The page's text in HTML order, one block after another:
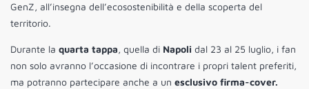
GenZ, all’insegna dell’ecosostenibilità e della scoperta del
territorio.
Durante la quarta tappa, quella di Napoli dal 23 al 25 luglio, i fan
non solo avranno l’occasione di incontrare i propri talent preferiti,
ma potranno partecipare anche a un esclusivo firma-cover.